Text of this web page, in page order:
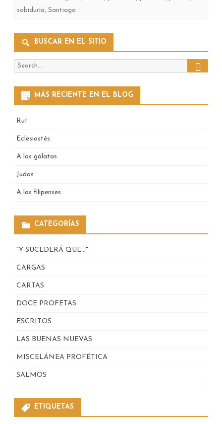
sabiduría, Santiago
BUSCAR EN EL SITIO
Search
Search
MÁS RECIENTE EN EL BLOG
Rut
Eclesiastés
A los gálatas
Judas
A los filipenses
CATEGORÍAS
"Y SUCEDERÁ QUE…"
CARGAS
CARTAS
DOCE PROFETAS
ESCRITOS
LAS BUENAS NUEVAS
MISCELÁNEA PROFÉTICA
SALMOS
ETIQUETAS